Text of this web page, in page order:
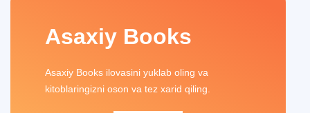
Asaxiy Books
Asaxiy Books ilovasini yuklab oling va
kitoblaringizni oson va tez xarid qiling.